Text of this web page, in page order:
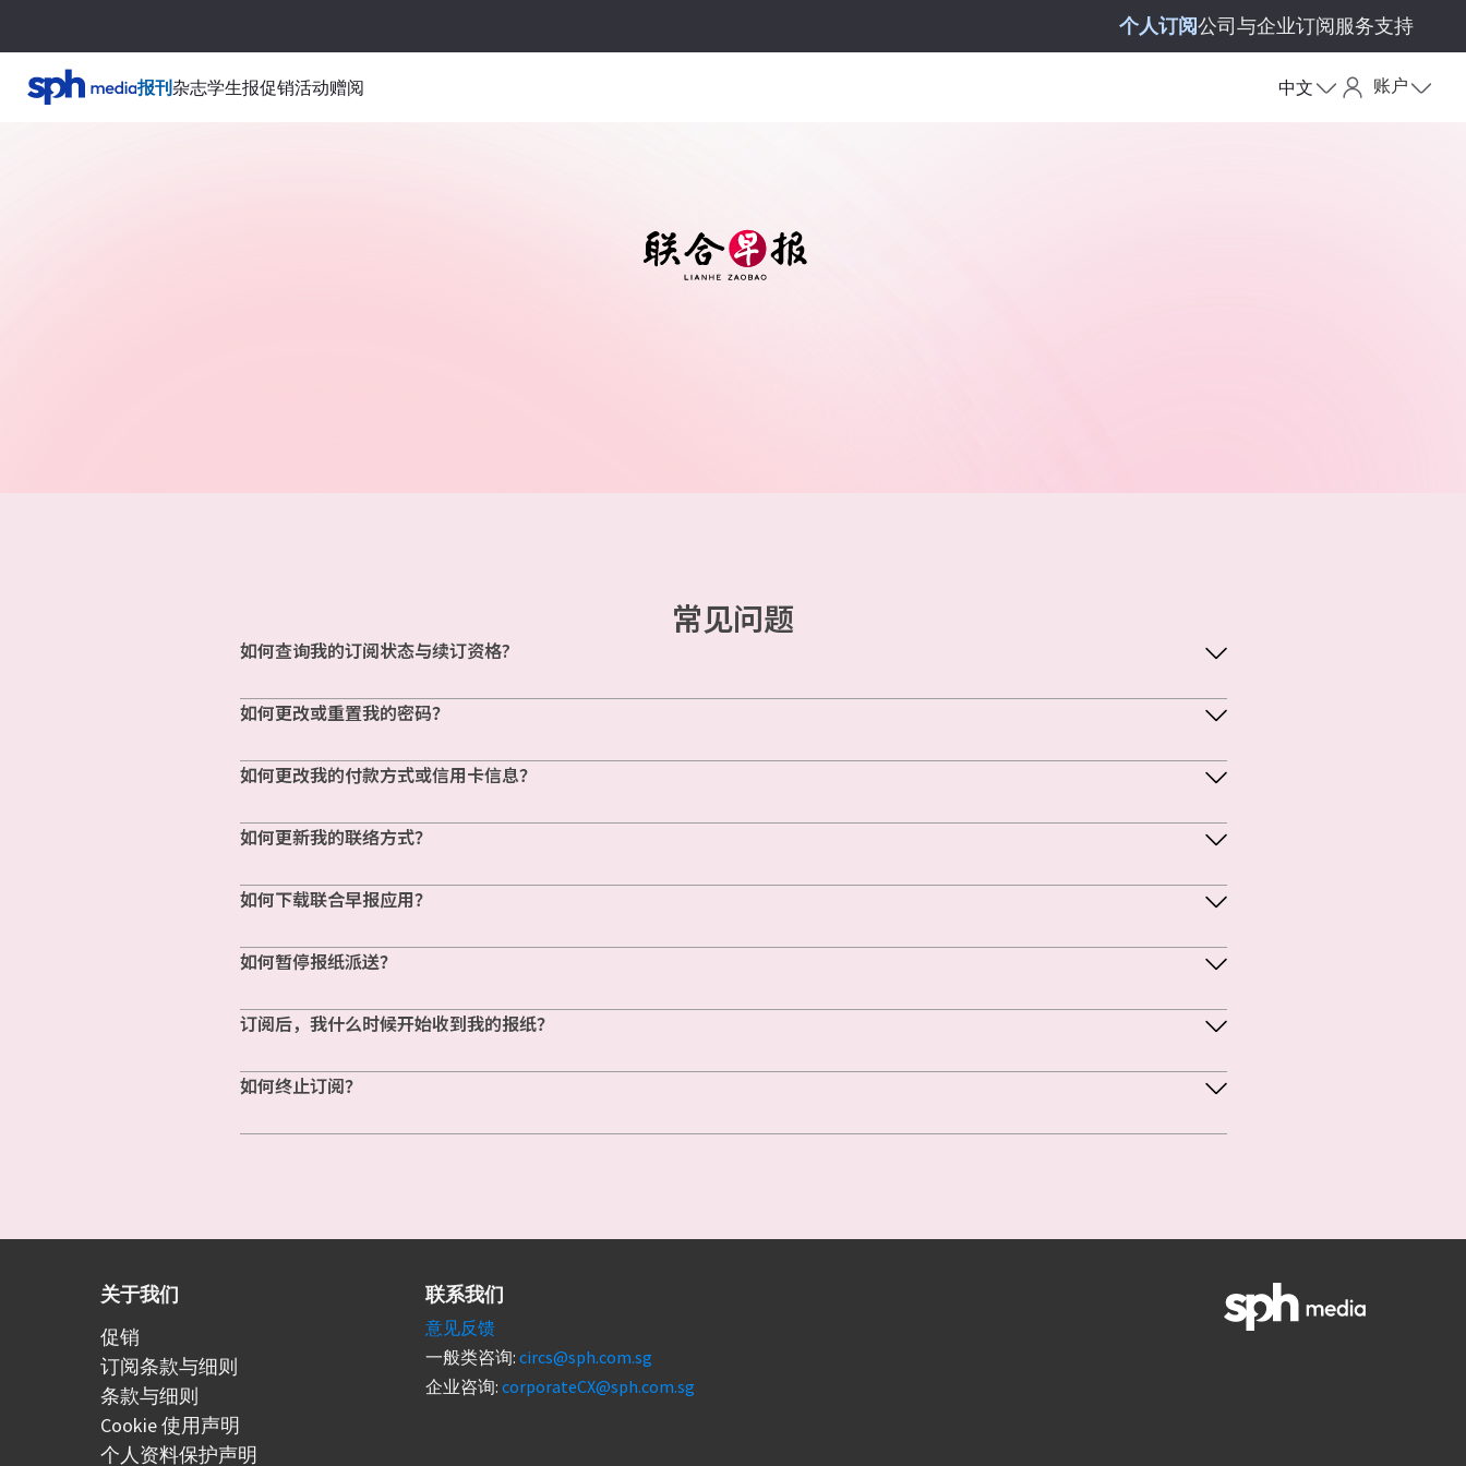
个人订阅公司与企业订阅服务支持
报刊杂志学生报促销活动赠阅 中文 账户
常见问题
如何查询我的订阅状态与续订资格?
如何更改或重置我的密码？
如何更改我的付款方式或信用卡信息？
如何更新我的联络方式？
如何下载联合早报应用？
如何暂停报纸派送？
订阅后，我什么时候开始收到我的报纸？
如何终止订阅？
关于我们
促销
订阅条款与细则
条款与细则
Cookie 使用声明
个人资料保护声明
联系我们
意见反馈
一般类咨询: circs@sph.com.sg
企业咨询: corporateCX@sph.com.sg